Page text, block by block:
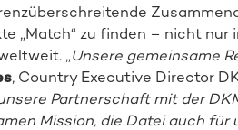
„Match“ zu finden – nicht nur
„Unsere gemeinsame
, Country Executive Director
Partnerschaft mit der
Mission, die Datei auch